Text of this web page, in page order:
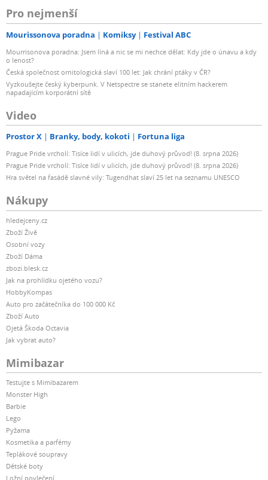
Pro nejmenší
Mourissonova poradna Komiksy Festival ABC
Mourrisonova poradna: Jsem líná a nic se mi nechce dělat: Kdy jde o únavu a kdy
o lenost?
Česká společnost ornitologická slaví 100 let: Jak chrání ptáky v ČR?
Vyzkoušejte český kyberpunk. V Netspectre se stanete elitním hackerem
napadajícím korporátní sítě
Video
Prostor X Branky, body, kokoti Fortuna liga
Prague Pride vrcholí: Tisíce lidí v ulicích, jde duhový průvod! (8. srpna 2026)
Prague Pride vrcholí: Tisíce lidí v ulicích, jde duhový průvod! (8. srpna 2026)
Hra světel na fasádě slavné vily: Tugendhat slaví 25 let na seznamu UNESCO
Nákupy
hledejceny.cz
Zboží Živě
Osobní vozy
Zboží Dáma
zbozi.blesk.cz
Jak na prohlídku ojetého vozu?
HobbyKompas
Auto pro začátečníka do 100 000 Kč
Zboží Auto
Ojetá Škoda Octavia
Jak vybrat auto?
Mimibazar
Testujte s Mimibazarem
Monster High
Barbie
Lego
Pyžama
Kosmetika a parfémy
Teplákové soupravy
Dětské boty
Ložní povlečení